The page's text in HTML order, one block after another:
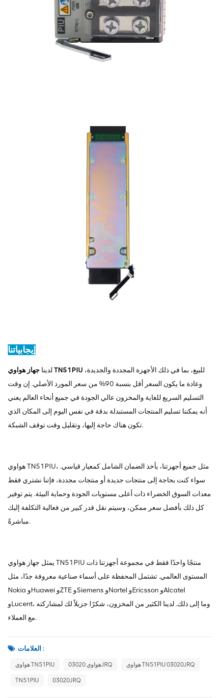
إيجابياتنا
لدينا جهاز هواوي TN51PIU
وعادة ما يكون السعر أقل بنسبة 90% من سعر المورد الأصلي. إن وقت
التسليم السريع للغاية والمخزون عالي الجودة في جميع أنحاء العالم يعني
أنه يمكننا تسليم المنتجات المستبدلة بدقة في نفس اليوم إلى المكان الذي
تكون هناك حاجة إليها، وتقليل وقت توقف الشبكة.
هواوي TN51PIU، مثل جميع أجهزتنا، يأخذ الضمان الشامل كمعيار قياسي.
سواء كنت بحاجة إلى منتجات جديدة أو منتجات مجددة، فإننا نشتري فقط
معدات السوق الخضراء ذات أعلى مستويات الجودة وحماية البيئة. يتم توفير
كل ذلك بأفضل سعر ممكن، وسيتم نقل قدر كبير من فعالية التكلفة إليك
مباشرةً.
يمثل جهاز هواوي TN51PIU منتجًا واحدًا فقط في مجموعة أجهزتنا ذات
المستوى العالمي. تشتمل المحفظة على أسماء صناعية معروفة جدًا، مثل
Nokia وHuawei وZTE وSiemens وNortel وEricsson وAlcatel
وLucent، وما إلى ذلك. لدينا الكثير من المخزون، شكرًا جزيلاً لك لمشاركته
مع العملاء.
العلامات :
هواوي TN51PIU هواوي 03020JRQ هواوي TN51PIU 03020JRQ
TN51PIU 03020JRQ